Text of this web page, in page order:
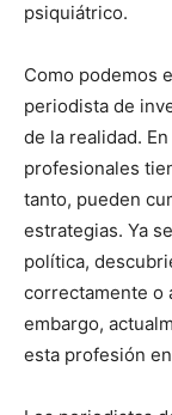
psiquiátrico.
Como podemos
periodista de
de la realidad.
profesionales
tanto, pueden
estrategias. Ya
política,
correctamente o
embargo,
esta profesión